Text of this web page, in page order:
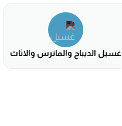
غسيل الديباج والماترس والاثاث